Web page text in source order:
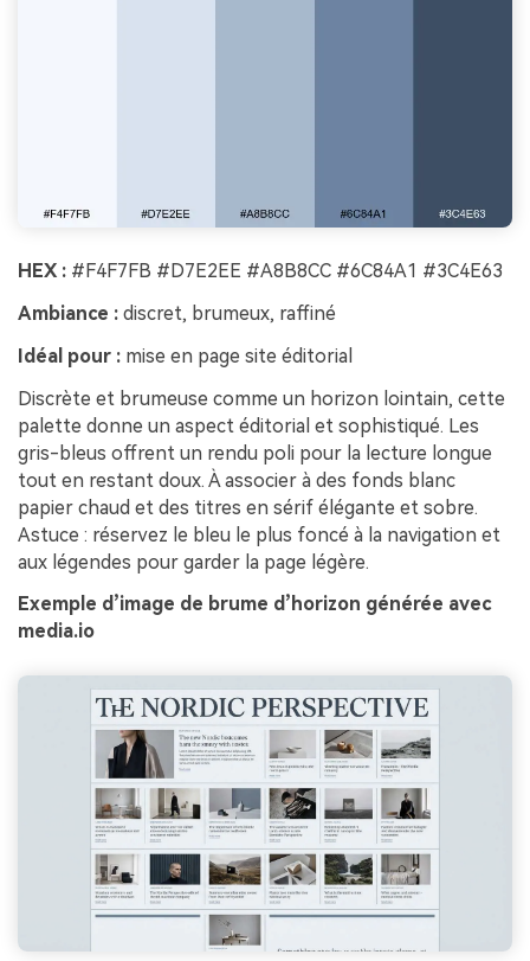
HEX : #F4F7FB #D7E2EE #A8B8CC #6C84A1 #3C4E63
Ambiance : discret, brumeux, raffiné
Idéal pour : mise en page site éditorial
Discrète et brumeuse comme un horizon lointain, cette
palette donne un aspect éditorial et sophistiqué. Les
gris-bleus offrent un rendu poli pour la lecture longue
tout en restant doux. À associer à des fonds blanc
papier chaud et des titres en sérif élégante et sobre.
Astuce : réservez le bleu le plus foncé à la navigation et
aux légendes pour garder la page légère.
Exemple d’image de brume d’horizon générée avec
media.io